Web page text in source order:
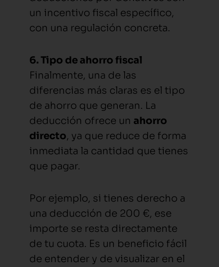
un incentivo fiscal específico,
con una regulación concreta.
6. Tipo de ahorro fiscal
Finalmente, una de las
diferencias más claras es el tipo
de ahorro que generan. La
deducción ofrece un ahorro
directo, ya que reduce de forma
inmediata la cantidad que tienes
que pagar.
Por ejemplo, si tienes derecho a
una deducción de 200 €, ese
importe se resta directamente
de tu cuota. Es un beneficio fácil
de entender y de visualizar en el